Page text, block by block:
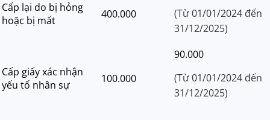
Cấp lại do bị hỏng
hoặc bị mất
400.000
(Từ 01/01/2024 đến
31/12/2025)
Cấp giấy xác nhận
yếu tố nhân sự
100.000
90.000
(Từ 01/01/2024 đến
31/12/2025)